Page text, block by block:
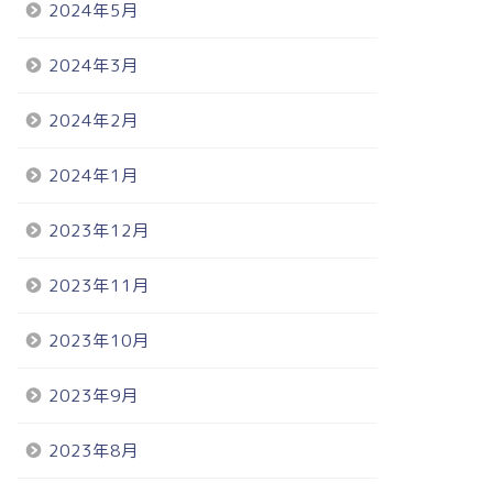
2024年5月
2024年3月
2024年2月
2024年1月
2023年12月
2023年11月
2023年10月
2023年9月
2023年8月